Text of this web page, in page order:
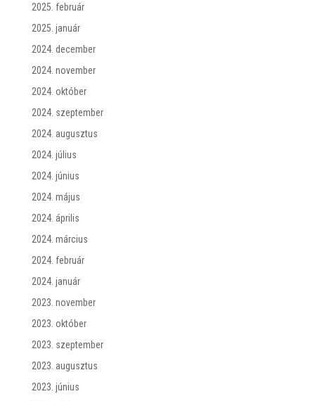
2025. február
2025. január
2024. december
2024. november
2024. október
2024. szeptember
2024. augusztus
2024. július
2024. június
2024. május
2024. április
2024. március
2024. február
2024. január
2023. november
2023. október
2023. szeptember
2023. augusztus
2023. június